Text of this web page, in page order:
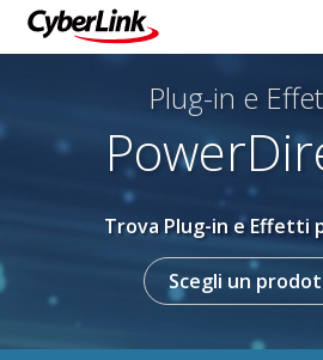
Plug-in e
Trova Plug-in e Effetti
Scegli un